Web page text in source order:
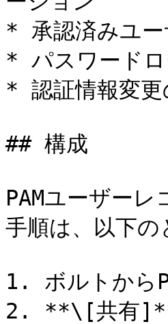
* 承認済みユー
* パスワードロ
* 認証情報変更
## 構成
PAMユーザー
手順は、以下の
1. ボルトから
2. **\[共有]**